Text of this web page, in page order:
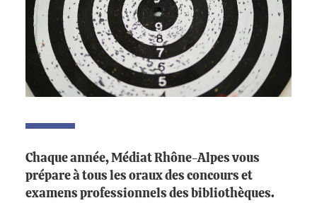
Chaque année, Médiat Rhône-Alpes vous
prépare à tous les oraux des concours et
examens professionnels des bibliothèques.